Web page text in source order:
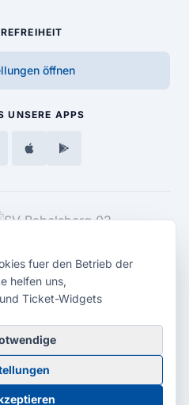
öffnen
UNSERE APPS
entwickelt durch dieMedienagentur
AGBDatenschutzImpressum
fuer den Betrieb der
helfen uns,
Ticket-Widgets